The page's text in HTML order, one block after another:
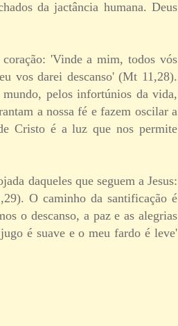
da jactância humana. Deus
'Vinde a mim, todos vós
vos darei descanso' (Mt 11,28).
pelos infortúnios da vida,
a nossa fé e fazem oscilar a
Cristo é a luz que nos permite
daqueles que seguem a Jesus:
O caminho da santificação é
o descanso, a paz e as alegrias
é suave e o meu fardo é leve'